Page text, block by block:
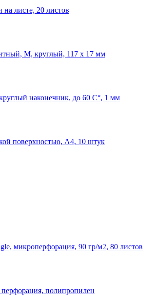
листе, 20 листов
M, круглый, 117 x 17 мм
наконечник, до 60 С°, 1 мм
поверхностью, A4, 10 штук
микроперфорация, 90 гр/м2, 80 листов
полипропилен